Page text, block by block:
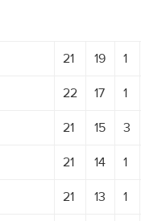
21 19 1
22 17 1
21 15 3
21 14 1
21 13 1